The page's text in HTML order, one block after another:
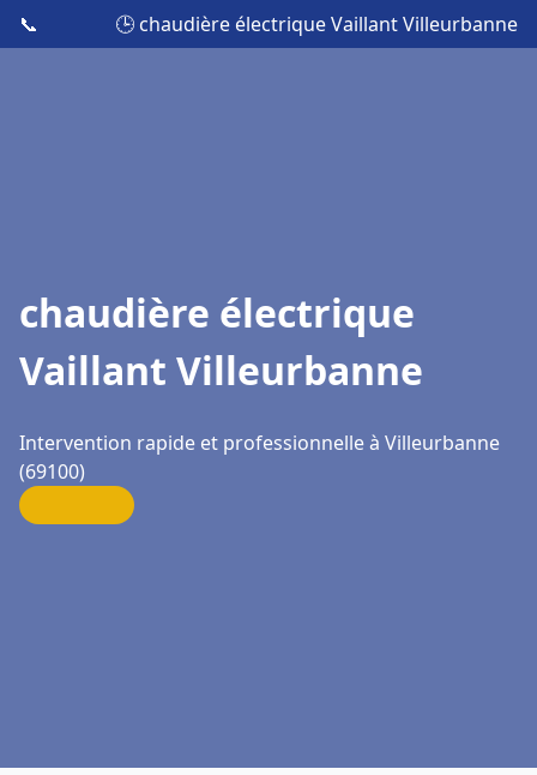
📞 🕒 chaudière électrique Vaillant Villeurbanne
chaudière électrique
Vaillant Villeurbanne
Intervention rapide et professionnelle à Villeurbanne
(69100)